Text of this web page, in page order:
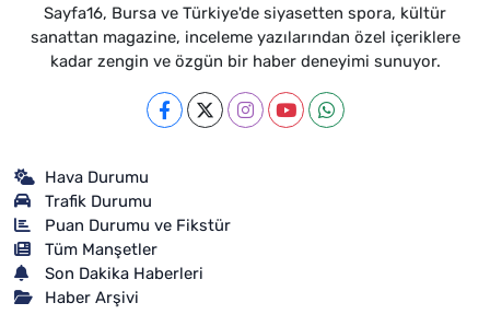
Sayfa16, Bursa ve Türkiye'de siyasetten spora, kültür
sanattan magazine, inceleme yazılarından özel içeriklere
kadar zengin ve özgün bir haber deneyimi sunuyor.
Hava Durumu
Trafik Durumu
Puan Durumu ve Fikstür
Tüm Manşetler
Son Dakika Haberleri
Haber Arşivi